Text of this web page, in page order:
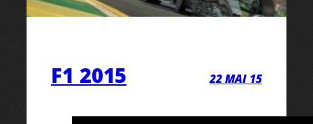
F1 2015 22 MAI 15